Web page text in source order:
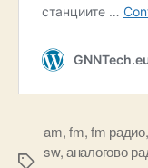
Tags
am,fm,fm радио,
sw,аналогово